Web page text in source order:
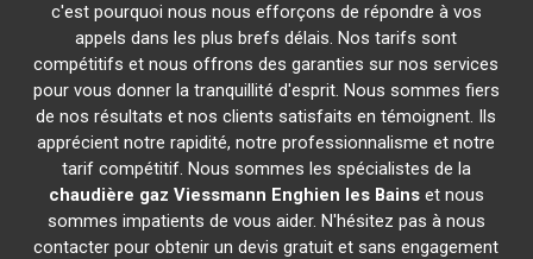
c'est pourquoi nous nous efforçons de répondre à vos
appels dans les plus brefs délais. Nos tarifs sont
compétitifs et nous offrons des garanties sur nos services
pour vous donner la tranquillité d'esprit. Nous sommes fiers
de nos résultats et nos clients satisfaits en témoignent. Ils
apprécient notre rapidité, notre professionnalisme et notre
tarif compétitif. Nous sommes les spécialistes de la
chaudière gaz Viessmann Enghien les Bainset nous
sommes impatients de vous aider. N'hésitez pas à nous
contacter pour obtenir un devis gratuit et sans engagement